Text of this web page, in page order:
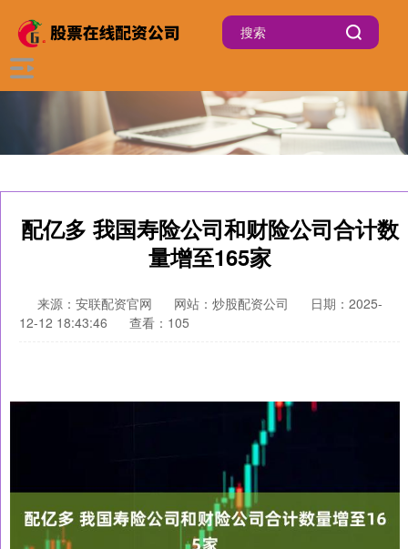
配亿多 我国寿险公司和财险公司合计数
量增至165家
来源：安联配资官网 网站：炒股配资公司
日期：2025-
12-12 18:43:46
查看：105